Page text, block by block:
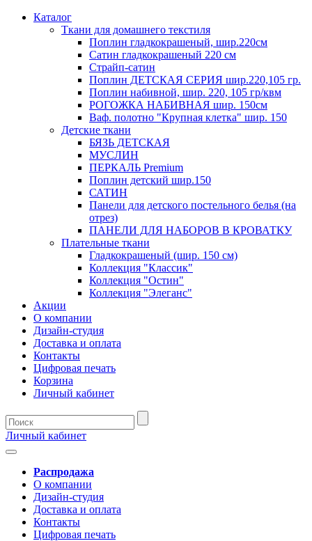
Каталог
Ткани для домашнего текстиля
Поплин гладкокрашеный, шир.220см
Сатин гладкокрашеный 220 см
Страйп-сатин
Поплин ДЕТСКАЯ СЕРИЯ шир.220,105 гр.
Поплин набивной, шир. 220, 105 гр/квм
РОГОЖКА НАБИВНАЯ шир. 150см
Ваф. полотно "Крупная клетка" шир. 150
Детские ткани
БЯЗЬ ДЕТСКАЯ
МУСЛИН
ПЕРКАЛЬ Premium
Поплин детский шир.150
САТИН
Панели для детского постельного белья (на
отрез)
ПАНЕЛИ ДЛЯ НАБОРОВ В КРОВАТКУ
Плательные ткани
Гладкокрашеный (шир. 150 см)
Коллекция "Классик"
Коллекция "Остин"
Коллекция "Элеганс"
Акции
О компании
Дизайн-студия
Доставка и оплата
Контакты
Цифровая печать
Корзина
Личный кабинет
Личный кабинет
Распродажа
О компании
Дизайн-студия
Доставка и оплата
Контакты
Цифровая печать